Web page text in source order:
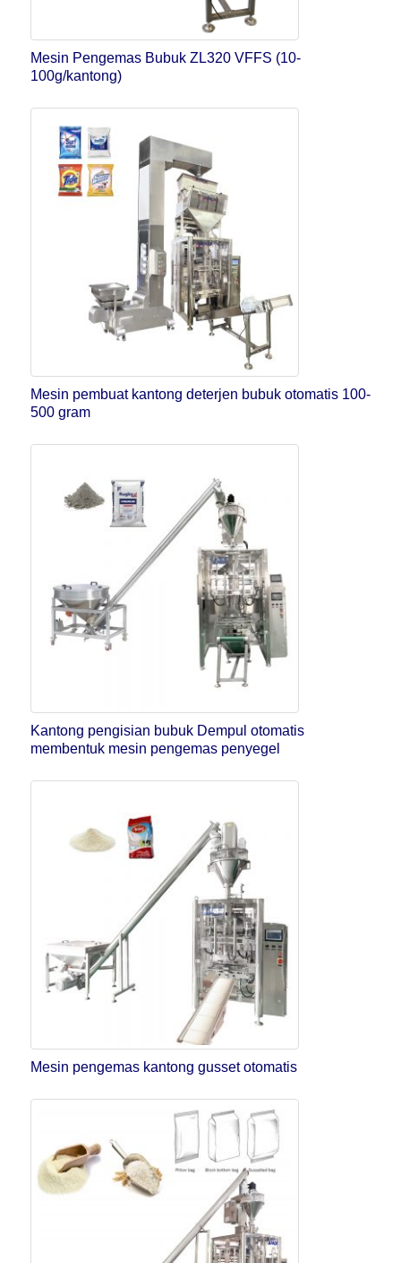
Mesin Pengemas Bubuk ZL320 VFFS (10-
100g/kantong)
Mesin pembuat kantong deterjen bubuk otomatis 100-
500 gram
Kantong pengisian bubuk Dempul otomatis
membentuk mesin pengemas penyegel
Mesin pengemas kantong gusset otomatis